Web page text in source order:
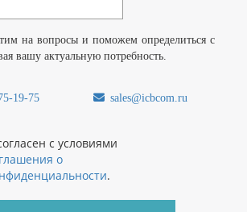
на вопросы и поможем определиться с
вашу актуальную потребность.
19-75 sales@icbcom.ru
с условиями
о
.